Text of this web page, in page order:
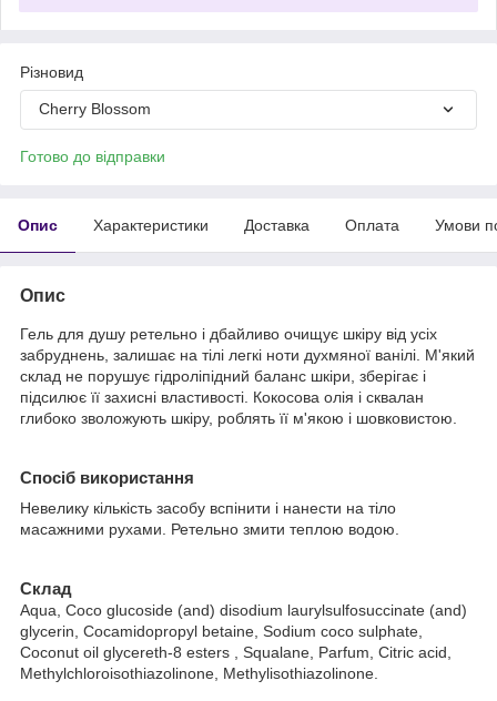
Різновид
Cherry Blossom
Готово до відправки
Опис Характеристики Доставка Оплата Умови
Опис
Гель для душу ретельно і дбайливо очищує шкіру від усіх
забруднень, залишає на тілі легкі ноти духмяної ванілі. М'який
склад не порушує гідроліпідний баланс шкіри, зберігає і
підсилює її захисні властивості. Кокосова олія і сквалан
глибоко зволожують шкіру, роблять її м'якою і шовковистою.
Спосіб використання
Невелику кількість засобу вспінити і нанести на тіло
масажними рухами. Ретельно змити теплою водою.
Склад
Aqua, Coco glucoside (and) disodium laurylsulfosuccinate (and)
glycerin, Cocamidopropyl betaine, Sodium coco sulphate,
Coconut oil glycereth-8 esters , Squalane, Parfum, Citric acid,
Methylchloroisothiazolinone, Methylisothiazolinone.